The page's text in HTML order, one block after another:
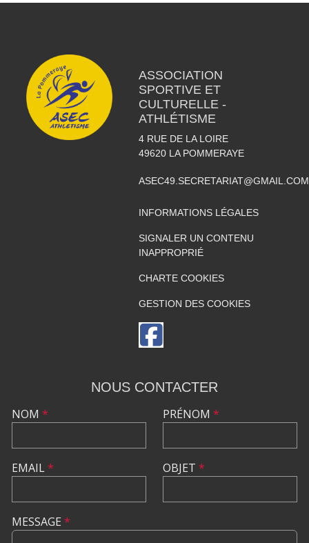
ASSOCIATION
SPORTIVE ET
CULTURELLE -
ATHLÉTISME
4 RUE DE LA LOIRE
49620 LA POMMERAYE
ASEC49.SECRETARIAT@GMAIL.COM
INFORMATIONS LÉGALES
SIGNALER UN CONTENU
INAPPROPRIÉ
CHARTE COOKIES
GESTION DES COOKIES
NOUS CONTACTER
NOM *
EMAIL*
PRÉNOM *
OBJET *
MESSAGE *